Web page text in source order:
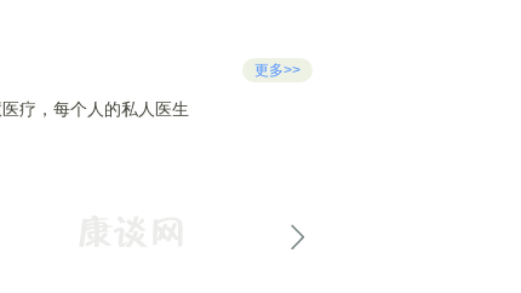
更多>>